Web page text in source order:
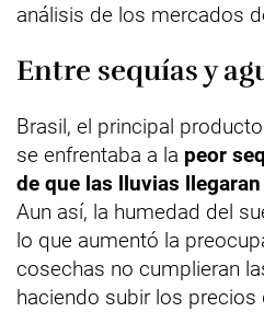
análisis de los mercados
Entre sequías y
Brasil, el principal
se enfrentaba a la peor
de que las lluvias
Aun así, la humedad del
lo que aumentó la
cosechas no cumplieran
haciendo subir los precios